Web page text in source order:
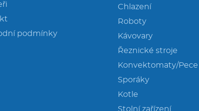
podmínky
Chlazení
Roboty
Kávovary
Řeznické stroje
Konvektomaty/Pece
Sporáky
Kotle
Stolní zařízení